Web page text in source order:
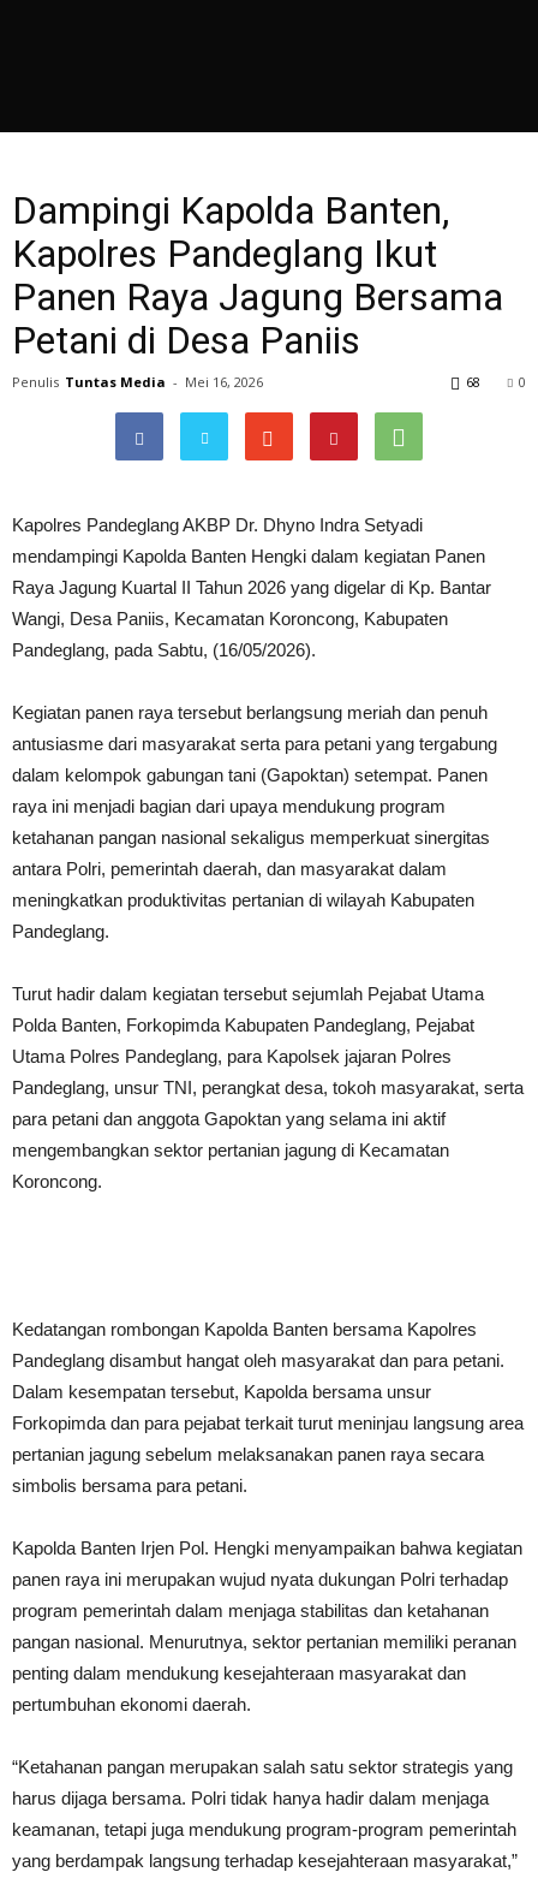
Dampingi Kapolda Banten,
Kapolres Pandeglang Ikut
Panen Raya Jagung Bersama
Petani di Desa Paniis
Penulis Tuntas Media - Mei 16, 2026 0
68
Kapolres Pandeglang AKBP Dr. Dhyno Indra Setyadi
mendampingi Kapolda Banten Hengki dalam kegiatan Panen
Raya Jagung Kuartal II Tahun 2026 yang digelar di Kp. Bantar
Wangi, Desa Paniis, Kecamatan Koroncong, Kabupaten
Pandeglang, pada Sabtu, (16/05/2026).
Kegiatan panen raya tersebut berlangsung meriah dan penuh
antusiasme dari masyarakat serta para petani yang tergabung
dalam kelompok gabungan tani (Gapoktan) setempat. Panen
raya ini menjadi bagian dari upaya mendukung program
ketahanan pangan nasional sekaligus memperkuat sinergitas
antara Polri, pemerintah daerah, dan masyarakat dalam
meningkatkan produktivitas pertanian di wilayah Kabupaten
Pandeglang.
Turut hadir dalam kegiatan tersebut sejumlah Pejabat Utama
Polda Banten, Forkopimda Kabupaten Pandeglang, Pejabat
Utama Polres Pandeglang, para Kapolsek jajaran Polres
Pandeglang, unsur TNI, perangkat desa, tokoh masyarakat, serta
para petani dan anggota Gapoktan yang selama ini aktif
mengembangkan sektor pertanian jagung di Kecamatan
Koroncong.
Kedatangan rombongan Kapolda Banten bersama Kapolres
Pandeglang disambut hangat oleh masyarakat dan para petani.
Dalam kesempatan tersebut, Kapolda bersama unsur
Forkopimda dan para pejabat terkait turut meninjau langsung area
pertanian jagung sebelum melaksanakan panen raya secara
simbolis bersama para petani.
Kapolda Banten Irjen Pol. Hengki menyampaikan bahwa kegiatan
panen raya ini merupakan wujud nyata dukungan Polri terhadap
program pemerintah dalam menjaga stabilitas dan ketahanan
pangan nasional. Menurutnya, sektor pertanian memiliki peranan
penting dalam mendukung kesejahteraan masyarakat dan
pertumbuhan ekonomi daerah.
“Ketahanan pangan merupakan salah satu sektor strategis yang
harus dijaga bersama. Polri tidak hanya hadir dalam menjaga
keamanan, tetapi juga mendukung program-program pemerintah
yang berdampak langsung terhadap kesejahteraan masyarakat,”